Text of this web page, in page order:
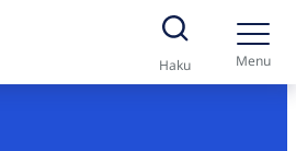
Haku Menu